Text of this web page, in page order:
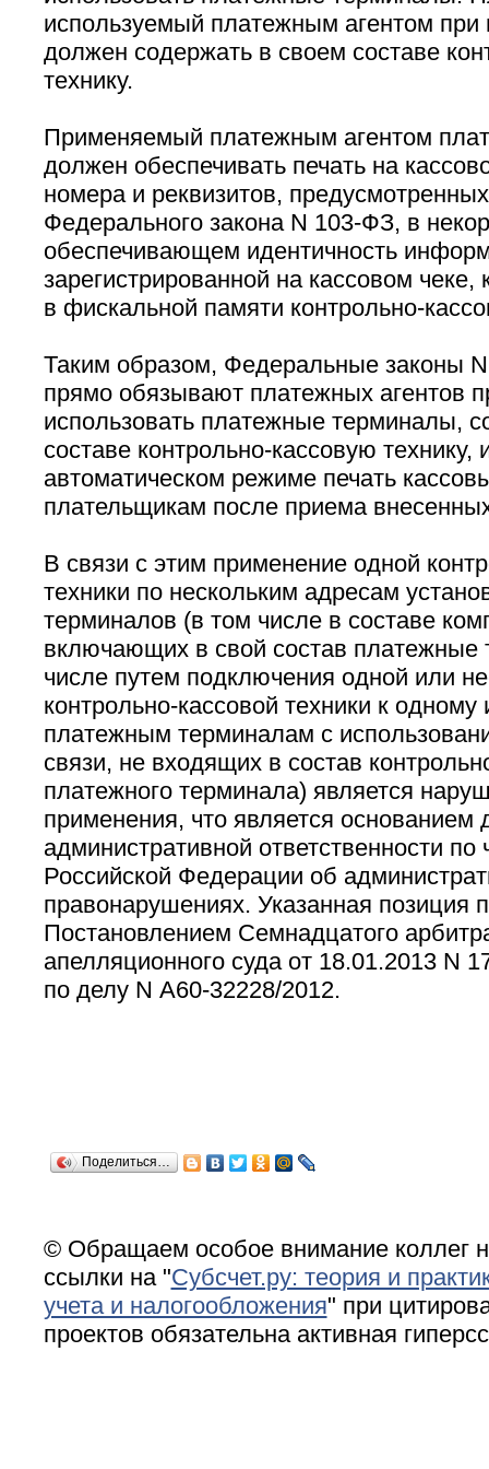
используемый платежным агентом
должен содержать в своем составе
технику.
Применяемый платежным агентом
должен обеспечивать печать на
номера и реквизитов,
Федерального закона N 103-ФЗ, в
обеспечивающем идентичность
зарегистрированной на кассовом чеке,
в фискальной памяти контрольно-
Таким образом, Федеральные законы
прямо обязывают платежных агентов
использовать платежные терминалы,
составе контрольно-кассовую технику,
автоматическом режиме печать
плательщикам после приема
В связи с этим применение одной
техники по нескольким адресам
терминалов (в том числе в составе
включающих в свой состав платежные
числе путем подключения одной или
контрольно-кассовой техники к одному
платежным терминалам с
связи, не входящих в состав
платежного терминала) является
применения, что является основанием
административной ответственности по
Российской Федерации об
правонарушениях. Указанная позиция
Постановлением Семнадцатого
апелляционного суда от 18.01.2013 N
по делу N А60-32228/2012.
Поделиться…
© Обращаем особое внимание коллег
ссылки на "Субсчет.ру: теория и
учета и налогообложения" при
проектов обязательна активная